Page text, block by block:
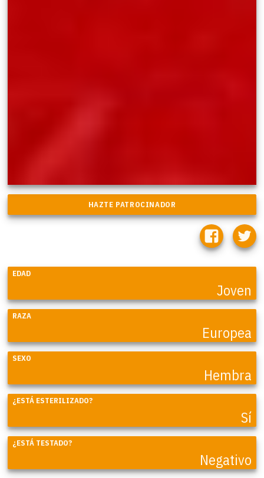
EDAD
Joven
RAZA
Europea
SEXO
Hembra
¿ESTÁ ESTERILIZADO?
Sí
¿ESTÁ TESTADO?
Negativo